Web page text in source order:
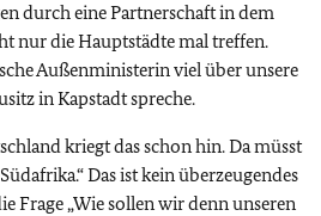
durch eine Partnerschaft in dem
nur die Hauptstädte mal treffen.
Außenministerin viel über unsere
in Kapstadt spreche.
kriegt das schon hin. Da müsst
Das ist kein überzeugendes
Frage „Wie sollen wir denn unseren